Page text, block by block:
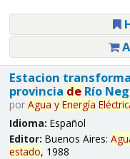
Estacion
provincia deRío
por Agua y Energía
Idioma: Español
Editor: Buenos Aires:
estado, 1988